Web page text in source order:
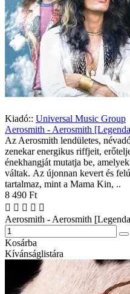
Kiadó:: Universal Music Group
Aerosmith - Aerosmith
Az Aerosmith lendületes,
zenekar energikus riffjeit,
énekhangját mutatja be,
váltak. Az újonnan kevert és
tartalmaz, mint a Mama Kin, ..
8 490 Ft
Aerosmith - Aerosmith
Kosárba
Kívánságlistára